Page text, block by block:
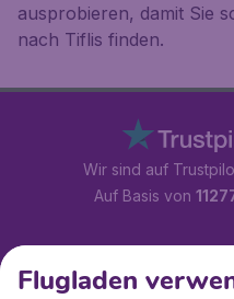
ausprobieren, damit Sie
nach Tiflis finden.
Wir sind auf
Auf Basis von
Kundenservice
Flugladen